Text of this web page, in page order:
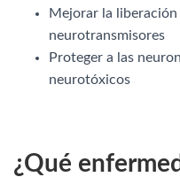
Mejorar la
neurotransmisores
Proteger a las
neurotóxicos
¿Qué